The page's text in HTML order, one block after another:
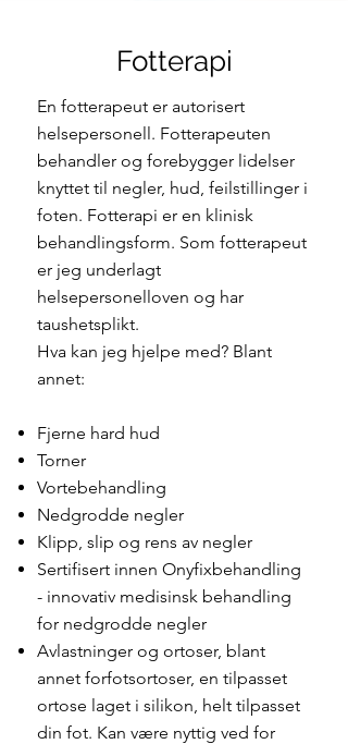
Fotterapi
En fotterapeut er autorisert
helsepersonell. Fotterapeuten
behandler og forebygger lidelser
knyttet til negler, hud, feilstillinger i
foten. Fotterapi er en klinisk
behandlingsform. Som fotterapeut
er jeg underlagt
helsepersonelloven og har
taushetsplikt.
Hva kan jeg hjelpe med? Blant
annet:
Fjerne hard hud
Torner
Vortebehandling
Nedgrodde negler
Klipp, slip og rens av negler
Sertifisert innen Onyfixbehandling
- innovativ medisinsk behandling
for nedgrodde negler
Avlastninger og ortoser, blant
annet forfotsortoser, en tilpasset
ortose laget i silikon, helt tilpasset
din fot. Kan være nyttig ved for